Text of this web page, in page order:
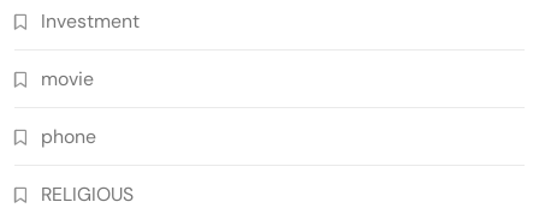
Investment
movie
phone
RELIGIOUS